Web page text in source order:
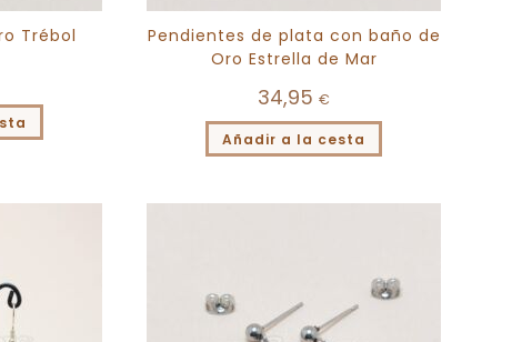
Trébol
Pendientes de plata con baño de
Oro Estrella de Mar
34,95 €
Añadir a la cesta